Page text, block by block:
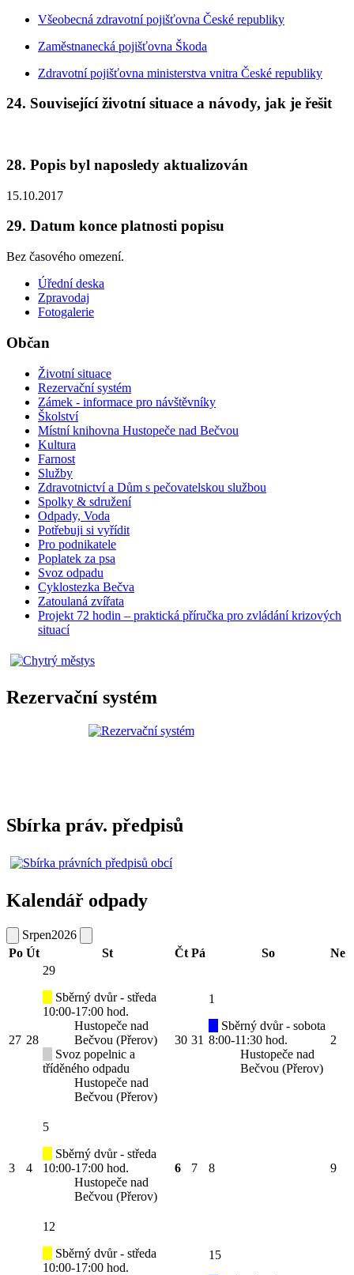
Všeobecná zdravotní pojišťovna České republiky
Zaměstnanecká pojišťovna Škoda
Zdravotní pojišťovna ministerstva vnitra České republiky
24. Související životní situace a návody, jak je řešit
28. Popis byl naposledy aktualizován
15.10.2017
29. Datum konce platnosti popisu
Bez časového omezení.
Úřední deska
Zpravodaj
Fotogalerie
Občan
Životní situace
Rezervační systém
Zámek - informace pro návštěvníky
Školství
Místní knihovna Hustopeče nad Bečvou
Kultura
Farnost
Služby
Zdravotnictví a Dům s pečovatelskou službou
Spolky & sdružení
Odpady, Voda
Potřebuji si vyřídit
Pro podnikatele
Poplatek za psa
Svoz odpadu
Cyklostezka Bečva
Zatoulaná zvířata
Projekt 72 hodin – praktická příručka pro zvládání krizových
situací
Rezervační systém
Sbírka práv. předpisů
Kalendář odpady
Srpen2026
Po Út St Čt Pá So Ne
27 28
29
Sběrný dvůr - středa
10:00-17:00 hod.
Hustopeče nad
Bečvou (Přerov)
Svoz popelnic a
tříděného odpadu
Hustopeče nad
Bečvou (Přerov)
30 31
1
Sběrný dvůr - sobota
8:00-11:30 hod.
Hustopeče nad
Bečvou (Přerov)
2
3 4
5
Sběrný dvůr - středa
10:00-17:00 hod.
Hustopeče nad
Bečvou (Přerov)
6 7 8 9
12
Sběrný dvůr - středa
10:00-17:00 hod.
15